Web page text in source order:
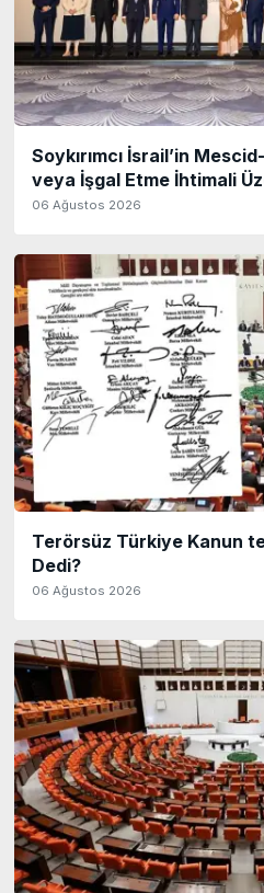
Soykırımcı İsrail’in
veya İşgal Etme İhtimali
06 Ağustos 2026
Terörsüz Türkiye Kanun
Dedi?
06 Ağustos 2026